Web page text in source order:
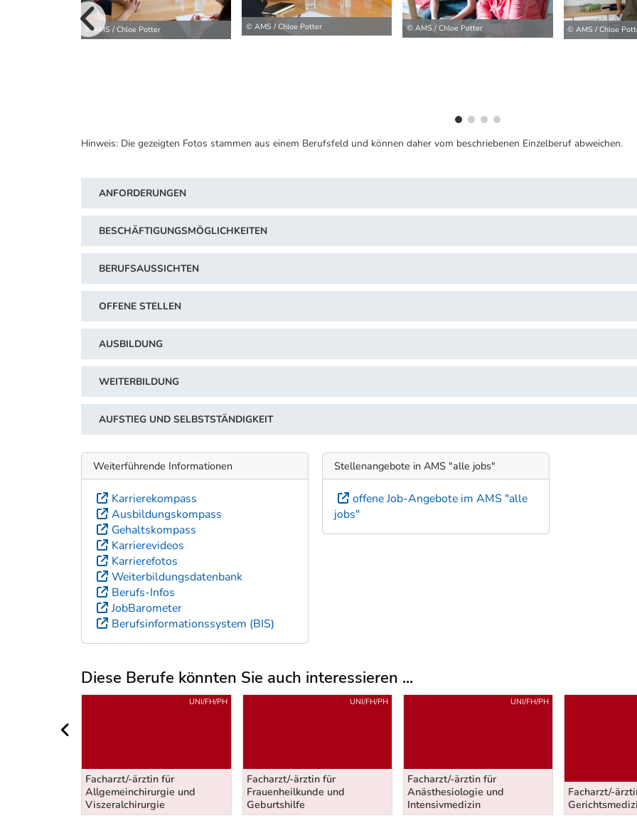
© AMS / Chloe Potter © AMS / Chloe Potter © AMS / Chloe Potter © AMS / Chloe
vorherige Bilder
Hinweis: Die gezeigten Fotos stammen aus einem Berufsfeld und können daher vom beschriebenen Einzelberuf abweichen.
ANFORDERUNGEN
BESCHÄFTIGUNGSMÖGLICHKEITEN
BERUFSAUSSICHTEN
OFFENE STELLEN
AUSBILDUNG
WEITERBILDUNG
AUFSTIEG UND SELBSTSTÄNDIGKEIT
Weiterführende Informationen
Karrierekompass
Ausbildungskompass
Gehaltskompass
Karrierevideos
Karrierefotos
Weiterbildungsdatenbank
Berufs-Infos
JobBarometer
Berufsinformationssystem (BIS)
Stellenangebote in AMS "alle jobs"
offene Job-Angebote im AMS "alle
jobs"
Diese Berufe könnten Sie auch interessieren ...
Uber weitere Berufsvorschläge
Facharzt/-ärztin für
Allgemeinchirurgie und
Viszeralchirurgie
UNI/FH/PH
Facharzt/-ärztin für
Frauenheilkunde und
Geburtshilfe
UNI/FH/PH
Facharzt/-ärztin für
Anästhesiologie und
Intensivmedizin
UNI/FH/PH
Facharzt/-